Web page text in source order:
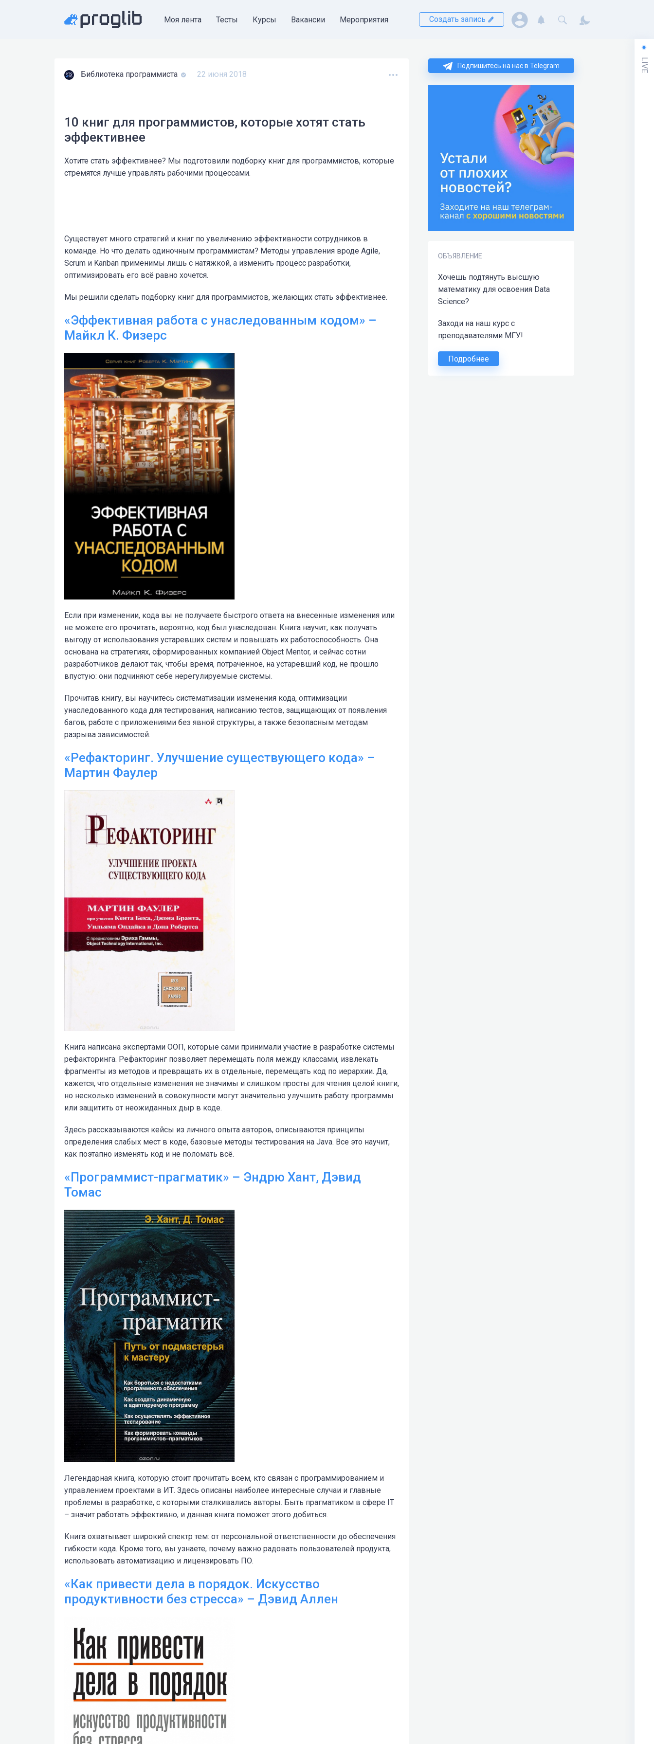
Моя лента Тесты Курсы Вакансии Мероприятия Создать запись
Подпишитесь на нас в Telegram
ОБЪЯВЛЕНИЕ
Хочешь подтянуть высшую
математику для освоения Data
Science?
Заходи на наш курс с
преподавателями МГУ!
Подробнее
Библиотека программиста 22 июня 2018
10 книг для программистов, которые хотят стать
эффективнее
Хотите стать эффективнее? Мы подготовили подборку книг для программистов, которые
стремятся лучше управлять рабочими процессами.
Существует много стратегий и книг по увеличению эффективности сотрудников в
команде. Но что делать одиночным программистам? Методы управления вроде Agile,
Scrum и Kanban применимы лишь с натяжкой, а изменить процесс разработки,
оптимизировать его всё равно хочется.
Мы решили сделать подборку книг для программистов, желающих стать эффективнее.
«Эффективная работа с унаследованным кодом» –
Майкл К. Физерс
Если при изменении, кода вы не получаете быстрого ответа на внесенные изменения или
не можете его прочитать, вероятно, код был унаследован. Книга научит, как получать
выгоду от использования устаревших систем и повышать их работоспособность. Она
основана на стратегиях, сформированных компанией Object Mentor, и сейчас сотни
разработчиков делают так, чтобы время, потраченное, на устаревший код, не прошло
впустую: они подчиняют себе нерегулируемые системы.
Прочитав книгу, вы научитесь систематизации изменения кода, оптимизации
унаследованного кода для тестирования, написанию тестов, защищающих от появления
багов, работе с приложениями без явной структуры, а также безопасным методам
разрыва зависимостей.
«Рефакторинг. Улучшение существующего кода» –
Мартин Фаулер
Книга написана экспертами ООП, которые сами принимали участие в разработке системы
рефакторинга. Рефакторинг позволяет перемещать поля между классами, извлекать
фрагменты из методов и превращать их в отдельные, перемещать код по иерархии. Да,
кажется, что отдельные изменения не значимы и слишком просты для чтения целой книги,
но несколько изменений в совокупности могут значительно улучшить работу программы
или защитить от неожиданных дыр в коде.
Здесь рассказываются кейсы из личного опыта авторов, описываются принципы
определения слабых мест в коде, базовые методы тестирования на Java. Все это научит,
как поэтапно изменять код и не поломать всё.
«Программист-прагматик» – Эндрю Хант, Дэвид
Томас
Легендарная книга, которую стоит прочитать всем, кто связан с программированием и
управлением проектами в ИТ. Здесь описаны наиболее интересные случаи и главные
проблемы в разработке, с которыми сталкивались авторы. Быть прагматиком в сфере IT
– значит работать эффективно, и данная книга поможет этого добиться.
Книга охватывает широкий спектр тем: от персональной ответственности до обеспечения
гибкости кода. Кроме того, вы узнаете, почему важно радовать пользователей продукта,
использовать автоматизацию и лицензировать ПО.
«Как привести дела в порядок. Искусство
продуктивности без стресса» – Дэвид Аллен
LIVE